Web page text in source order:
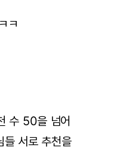
ㅋ
수 50을 넘어
들 서로 추천을